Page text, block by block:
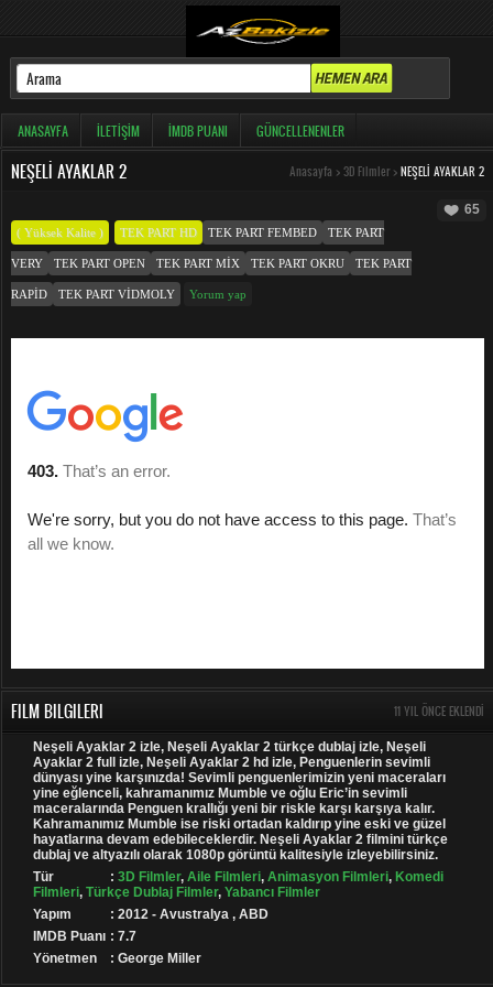
ANASAYFA İLETIŞIM İMDB PUANI GÜNCELLENENLER
NEŞELI AYAKLAR 2 Anasayfa > 3D Filmler> NEŞELI AYAKLAR 2
65
( Yüksek Kalite ) TEK PART HD TEK PART FEMBED TEK PART
VERY TEK PART OPEN TEK PART MIX TEK PART OKRU TEK PART
RAPID TEK PART VIDMOLY Yorum yap
FILM BILGILERI 11 YIL ÖNCE EKLENDI
Neşeli Ayaklar 2 izle, Neşeli Ayaklar 2 türkçe dublaj izle, Neşeli
Ayaklar 2 full izle, Neşeli Ayaklar 2 hd izle, Penguenlerin sevimli
dünyası yine karşınızda! Sevimli penguenlerimizin yeni maceraları
yine eğlenceli, kahramanımız Mumble ve oğlu Eric’in sevimli
maceralarında Penguen krallığı yeni bir riskle karşı karşıya kalır.
Kahramanımız Mumble ise riski ortadan kaldırıp yine eski ve güzel
hayatlarına devam edebileceklerdir. Neşeli Ayaklar 2 filmini türkçe
dublaj ve altyazılı olarak 1080p görüntü kalitesiyle izleyebilirsiniz.
Tür
: 3D Filmler, Aile Filmleri, Animasyon Filmleri, Komedi
Filmleri, Türkçe Dublaj Filmler, Yabancı Filmler
Yapım
: 2012 - Avustralya , ABD
IMDB Puanı : 7.7
Yönetmen
: George Miller